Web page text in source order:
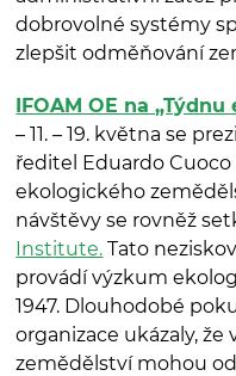
dobrovolné systémy
zlepšit odměňování
IFOAM OE na
– 11. – 19. května se
ředitel Eduardo Cuoco
ekologického
návštěvy se rovněž
Institute. Tato
provádí výzkum
1947. Dlouhodobé
organizace ukázaly,
zemědělství mohou